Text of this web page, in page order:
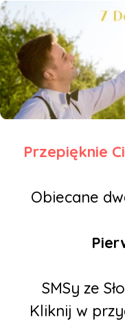
Przepięknie
Obiecane
SMSy ze
Kliknij w